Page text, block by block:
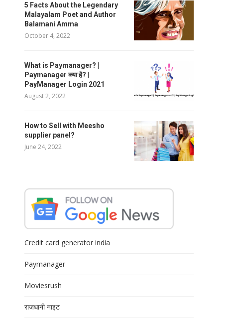
5 Facts About the Legendary
Malayalam Poet and Author
Balamani Amma
October 4, 2022
What is Paymanager? |
Paymanager क्या है? |
PayManager Login 2021
August 2, 2022
How to Sell with Meesho
supplier panel?
June 24, 2022
Credit card generator india
Paymanager
Moviesrush
राजधानी नाइट